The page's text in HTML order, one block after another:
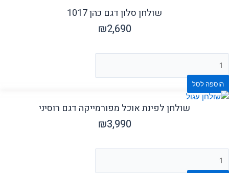
שולחן סלון דגם כהן 1017
₪2,690
הוספה לסל
שולחן לפינת אוכל מפורמייקה דגם רוסיני
₪3,990